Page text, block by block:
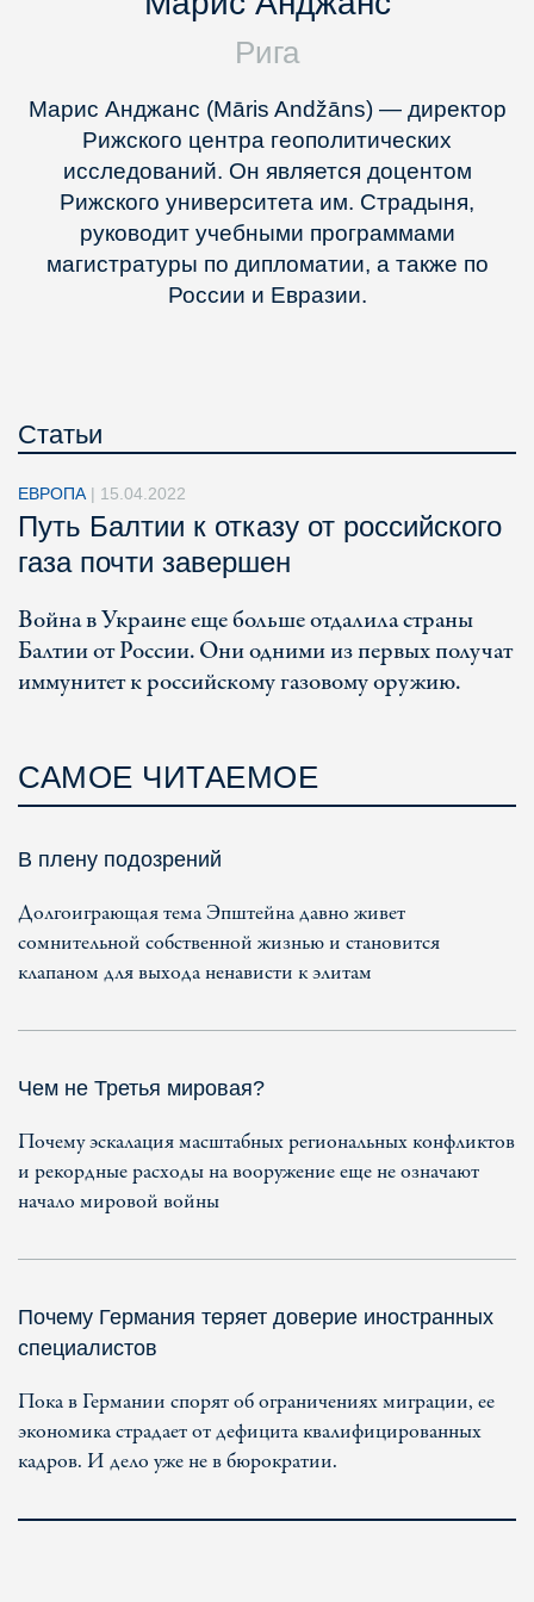
Рига
Марис Анджанс (Māris Andžāns) — директор
Рижского центра геополитических
исследований. Он является доцентом
Рижского университета им. Страдыня,
руководит учебными программами
магистратуры по дипломатии, а также по
России и Евразии.
Статьи
ЕВРОПА | 15.04.2022
Путь Балтии к отказу от российского
газа почти завершен
Война в Украине еще больше отдалила страны
Балтии от России. Они одними из первых получат
иммунитет к российскому газовому оружию.
САМОЕ ЧИТАЕМОЕ
В плену подозрений
Долгоиграющая тема Эпштейна давно живет
сомнительной собственной жизнью и становится
клапаном для выхода ненависти к элитам
Чем не Третья мировая?
Почему эскалация масштабных региональных конфликтов
и рекордные расходы на вооружение еще не означают
начало мировой войны
Почему Германия теряет доверие иностранных
специалистов
Пока в Германии спорят об ограничениях миграции, ее
экономика страдает от дефицита квалифицированных
кадров. И дело уже не в бюрократии.